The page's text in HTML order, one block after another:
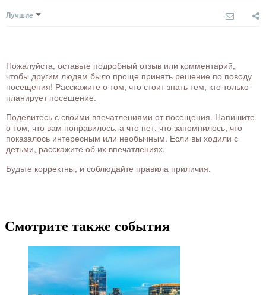
Лучшие
Пожалуйста, оставьте подробный отзыв или комментарий,
чтобы другим людям было проще принять решение по поводу
посещения! Расскажите о том, что стоит знать тем, кто только
планирует посещение.
Поделитесь с своими впечатлениями от посещения. Напишите
о том, что вам понравилось, а что нет, что запомнилось, что
показалось интересным или необычным. Если вы ходили с
детьми, расскажите об их впечатлениях.
Будьте корректны, и соблюдайте правила приличия.
Смотрите также события